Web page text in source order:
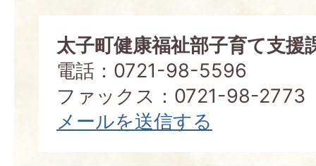
太子町健康福祉部子育て支援
電話：0721-98-5596
ファックス：0721-98-2773
メールを送信する